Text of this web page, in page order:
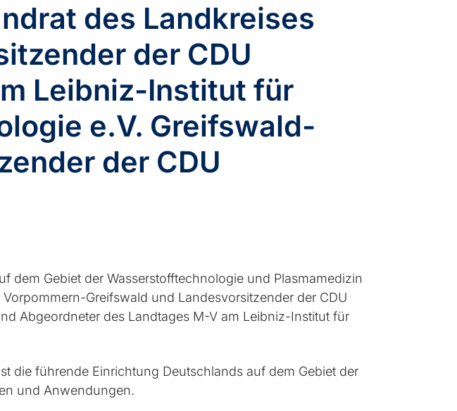
des Landkreises
der CDU
Leibniz-Institut für
e.V. Greifswald-
der CDU
dem Gebiet der Wasserstofftechnologie und Plasmamedizin
Greifswald und Landesvorsitzender der CDU
Abgeordneter des Landtages M-V am Leibniz-Institut für
die führende Einrichtung Deutschlands auf dem Gebiet der
und Anwendungen.